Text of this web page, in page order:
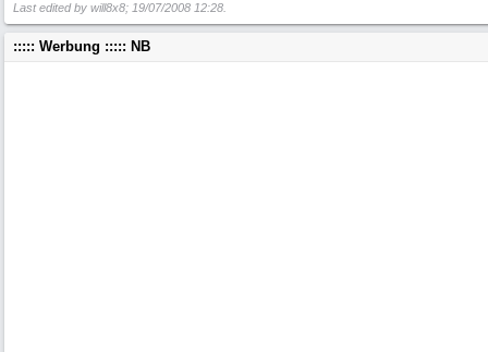
Last edited by will8x8; 19/07/2008 12:28
::::: Werbung ::::: NB